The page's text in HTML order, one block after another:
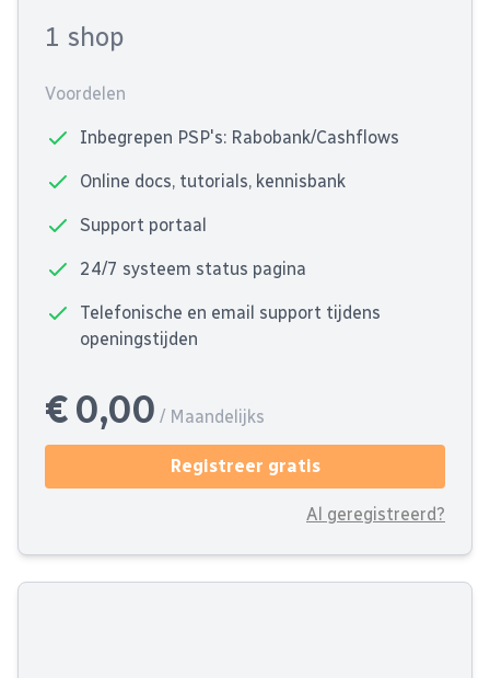
1 shop
Voordelen
Inbegrepen PSP's: Rabobank/Cashflows
Online docs, tutorials, kennisbank
Support portaal
24/7 systeem status pagina
Telefonische en email support tijdens
openingstijden
€ 0,00 / Maandelijks
Registreer gratis
Al geregistreerd?